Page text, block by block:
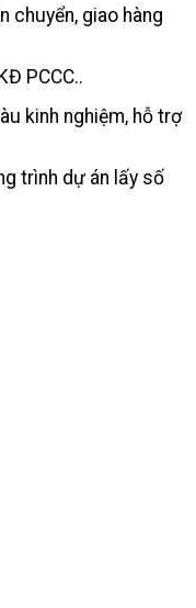
chuyển, giao hàng
PCCC..
kinh nghiệm, hỗ trợ
trình dự án lấy số